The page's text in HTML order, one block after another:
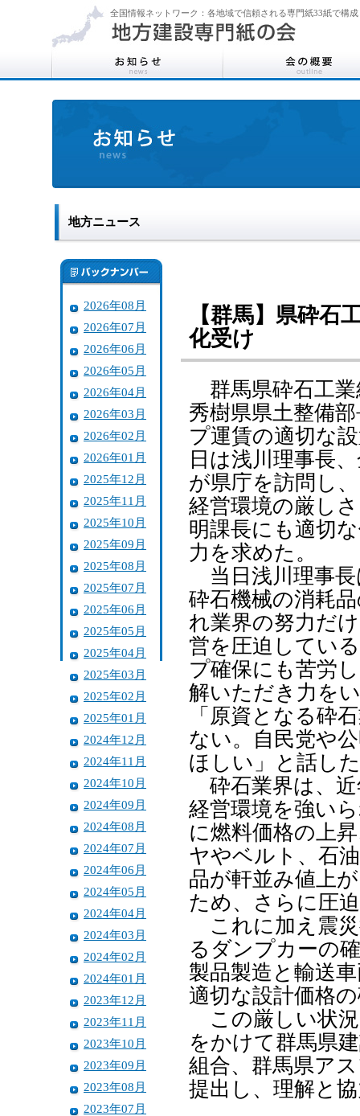
全国情報ネットワーク：各地域で信頼される専門紙33紙で構成
地方ニュース
2026年08月
2026年07月
2026年06月
2026年05月
2026年04月
2026年03月
2026年02月
2026年01月
2025年12月
2025年11月
2025年10月
2025年09月
2025年08月
2025年07月
2025年06月
2025年05月
2025年04月
2025年03月
2025年02月
2025年01月
2024年12月
2024年11月
2024年10月
2024年09月
2024年08月
2024年07月
2024年06月
2024年05月
2024年04月
2024年03月
2024年02月
2024年01月
2023年12月
2023年11月
2023年10月
2023年09月
2023年08月
2023年07月
【群馬】県砕
化受け
群馬県砕石工業
秀樹県県土整備
プ運賃の適切な
日は浅川理事長
が県庁を訪問し
経営環境の厳し
明課長にも適切
力を求めた。
当日浅川理事長
砕石機械の消耗
れ業界の努力だ
営を圧迫してい
プ確保にも苦労
解いただき力を
「原資となる砕
ない。自民党や
ほしい」と話し
砕石業界は、近
経営環境を強い
に燃料価格の上
ヤやベルト、石
品が軒並み値上
ため、さらに圧
これに加え震災
るダンプカーの
製品製造と輸送
適切な設計価格
この厳しい状況
をかけて群馬県
組合、群馬県ア
提出し、理解と